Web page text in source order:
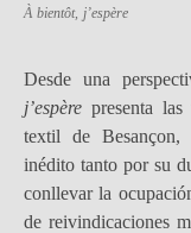
À bientôt, j’espère
Desde una
j’espère presenta
textil de Besançon,
inédito tanto por su
conllevar la
de reivindicaciones